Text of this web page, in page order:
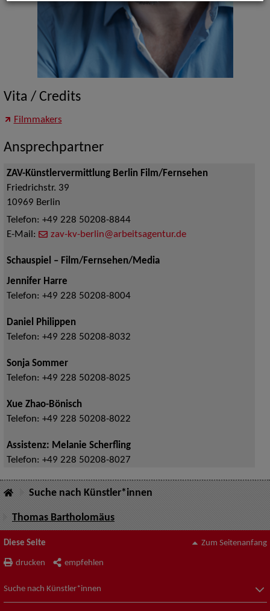
Vita / Credits
Filmmakers
Ansprechpartner
ZAV-Künstlervermittlung Berlin Film/Fernsehen
Friedrichstr. 39
10969 Berlin
Telefon: +49 228 50208-8844
E-Mail:
zav-kv-berlin@arbeitsagentur.de
Schauspiel – Film/Fernsehen/Media
Jennifer Harre
Telefon: +49 228 50208-8004
Daniel Philippen
Telefon: +49 228 50208-8032
Sonja Sommer
Telefon: +49 228 50208-8025
Xue Zhao-Bönisch
Telefon: +49 228 50208-8022
Assistenz: Melanie Scherfling
Telefon: +49 228 50208-8027
Suche nach Künstler*innen
Thomas Bartholomäus
Diese Seite
drucken empfehlen
Zum Seitenanfang
Suche nach Künstler*innen